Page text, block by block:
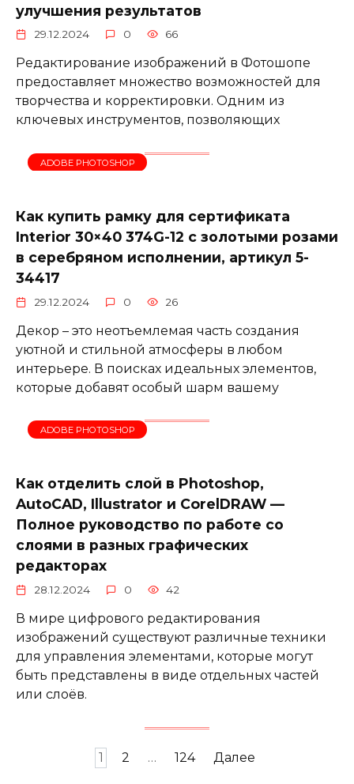
улучшения результатов
29.12.2024 0 66
Редактирование изображений в Фотошопе
предоставляет множество возможностей для
творчества и корректировки. Одним из
ключевых инструментов, позволяющих
ADOBE PHOTOSHOP
Как купить рамку для сертификата
Interior 30×40 374G-12 с золотыми розами
в серебряном исполнении, артикул 5-
34417
29.12.2024 0 26
Декор – это неотъемлемая часть создания
уютной и стильной атмосферы в любом
интерьере. В поисках идеальных элементов,
которые добавят особый шарм вашему
ADOBE PHOTOSHOP
Как отделить слой в Photoshop,
AutoCAD, Illustrator и CorelDRAW —
Полное руководство по работе со
слоями в разных графических
редакторах
28.12.2024 0 42
В мире цифрового редактирования
изображений существуют различные техники
для управления элементами, которые могут
быть представлены в виде отдельных частей
или слоёв.
1 2 … 124 Далее